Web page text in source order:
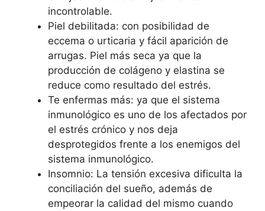
incontrolable.
Piel debilitada: con posibilidad de
eccema o urticaria y fácil aparición de
arrugas. Piel más seca ya que la
producción de colágeno y elastina se
reduce como resultado del estrés.
Te enfermas más: ya que el sistema
inmunológico es uno de los afectados por
el estrés crónico y nos deja
desprotegidos frente a los enemigos del
sistema inmunológico.
Insomnio: La tensión excesiva dificulta la
conciliación del sueño, además de
empeorar la calidad del mismo cuando